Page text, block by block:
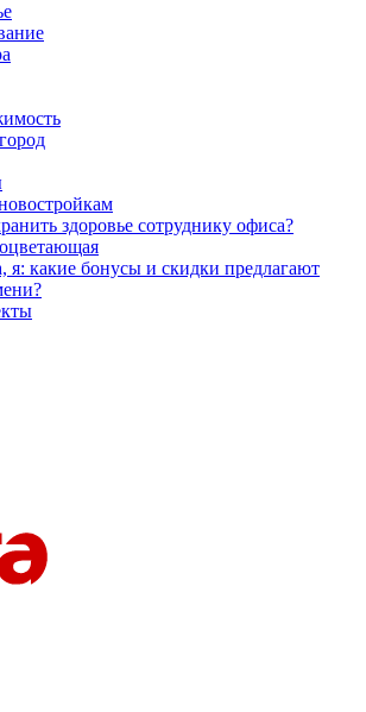
здоровье сотруднику офиса?